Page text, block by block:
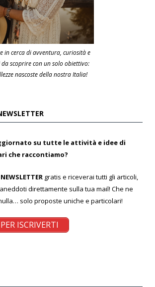
in cerca di avventura, curiosità e
scoprire con un solo obiettivo:
nascoste della nostra Italia!
su tutte le attività e idee di
che raccontiamo?
NEWSLETTER gratis e riceverai tutti gli articoli,
direttamente sulla tua mail! Che ne
solo proposte uniche e particolari!
ISCRIVERTI